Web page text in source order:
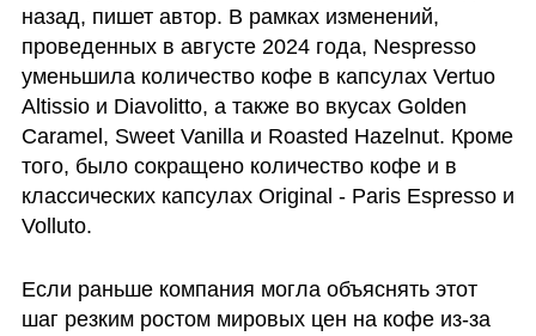
назад, пишет автор. В рамках изменений,
проведенных в августе 2024 года, Nespresso
уменьшила количество кофе в капсулах Vertuo
Altissio и Diavolitto, а также во вкусах Golden
Caramel, Sweet Vanilla и Roasted Hazelnut. Кроме
того, было сокращено количество кофе и в
классических капсулах Original - Paris Espresso и
Volluto.
Если раньше компания могла объяснять этот
шаг резким ростом мировых цен на кофе из-за